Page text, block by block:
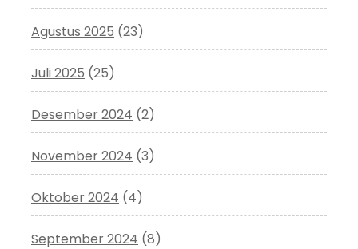
Agustus 2025 (23)
Juli 2025 (25)
Desember 2024 (2)
November 2024 (3)
Oktober 2024 (4)
September 2024 (8)